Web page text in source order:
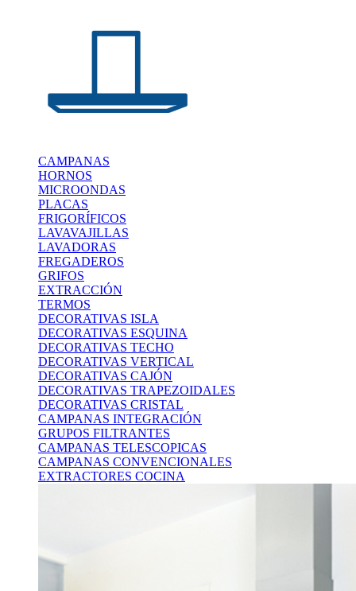
CAMPANAS
HORNOS
MICROONDAS
PLACAS
FRIGORÍFICOS
LAVAVAJILLAS
LAVADORAS
FREGADEROS
GRIFOS
EXTRACCIÓN
TERMOS
DECORATIVAS ISLA
DECORATIVAS ESQUINA
DECORATIVAS TECHO
DECORATIVAS VERTICAL
DECORATIVAS CAJÓN
DECORATIVAS TRAPEZOIDALES
DECORATIVAS CRISTAL
CAMPANAS INTEGRACIÓN
GRUPOS FILTRANTES
CAMPANAS TELESCOPICAS
CAMPANAS CONVENCIONALES
EXTRACTORES COCINA